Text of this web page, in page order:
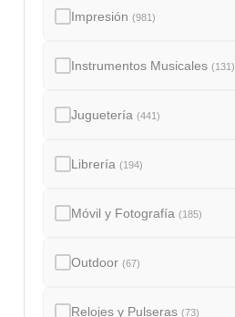
Impresión(981)
Instrumentos Musicales(131)
Juguetería(441)
Librería(194)
Móvil y Fotografía(185)
Outdoor(67)
Relojes y Pulseras(73)